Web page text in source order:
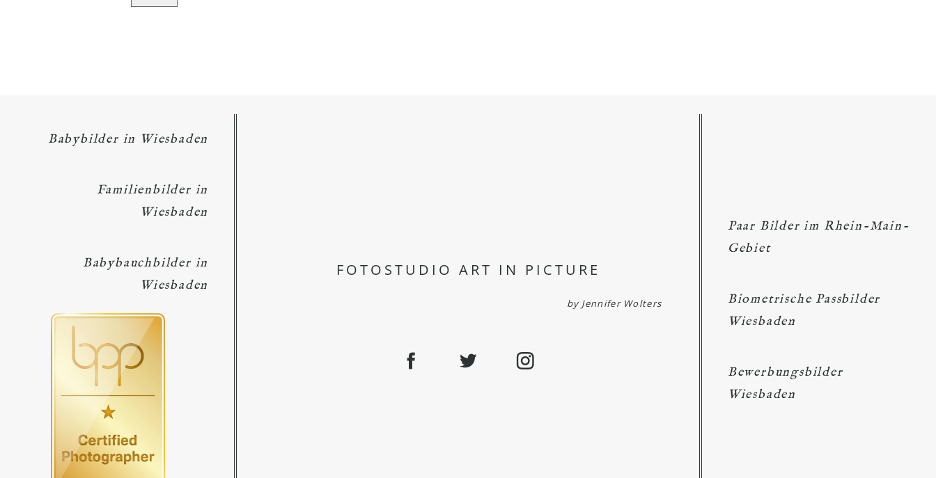
Babybilder in Wiesbaden
Familienbilder in
Wiesbaden
Babybauchbilder in
Wiesbaden
FOTOSTUDIO ART IN PICTURE
by Jennifer Wolters
Paar Bilder im Rhein-Main-
Gebiet
Biometrische Passbilder
Wiesbaden
Bewerbungsbilder
Wiesbaden